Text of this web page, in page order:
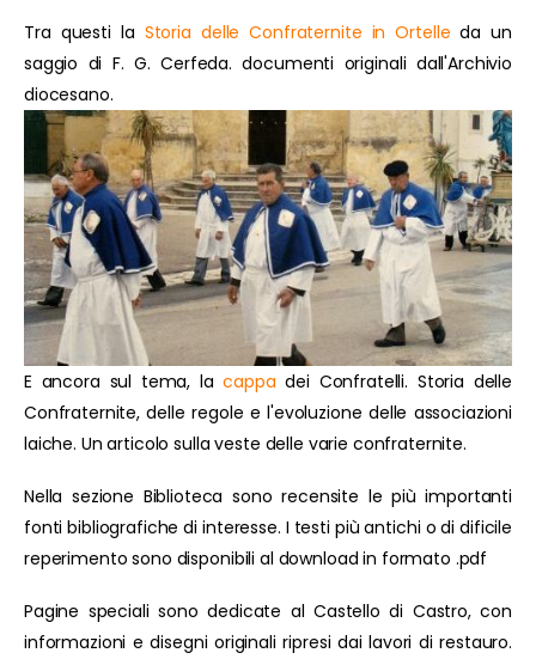
Tra questi la Storia delle Confraternite in Ortelle da un
saggio di F. G. Cerfeda. documenti originali dall'Archivio
diocesano.
E ancora sul tema, lacappa dei Confratelli. Storia delle
Confraternite, delle regole e l'evoluzione delle associazioni
laiche. Un articolo sulla veste delle varie confraternite.
Nella sezione Biblioteca sono recensite le più importanti
fonti bibliografiche di interesse. I testi più antichi o di dificile
reperimento sono disponibili al download in formato .pdf
Pagine speciali sono dedicate al Castello di Castro, con
informazioni e disegni originali ripresi dai lavori di restauro.